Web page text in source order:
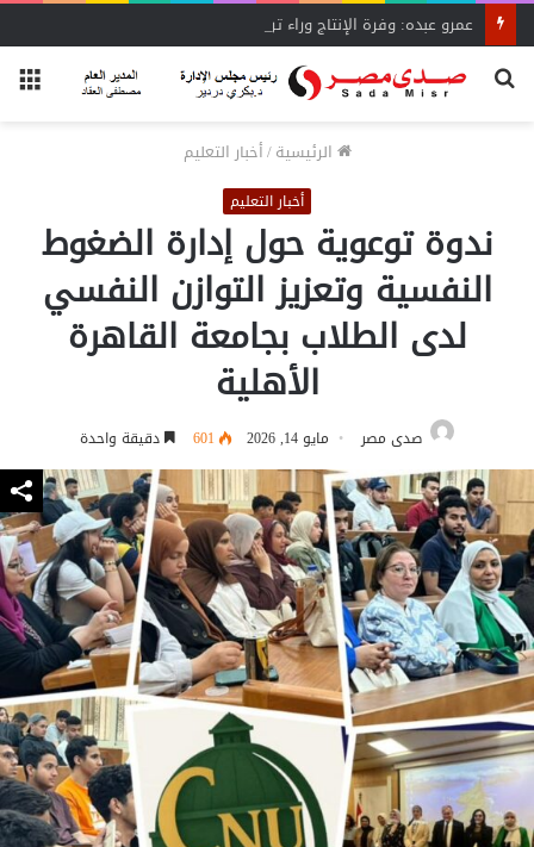
عمرو عبده: وفرة الإنتاج وراء تراجع أسعار الدواجن..
بحث
الرئيسية/أخبار التعليم
أخبار التعليم
ندوة توعوية حول إدارة الضغوط
النفسية وتعزيز التوازن النفسي
لدى الطلاب بجامعة القاهرة
الأهلية
صدى مصر مايو 14, 2026 601 دقيقة واحدة